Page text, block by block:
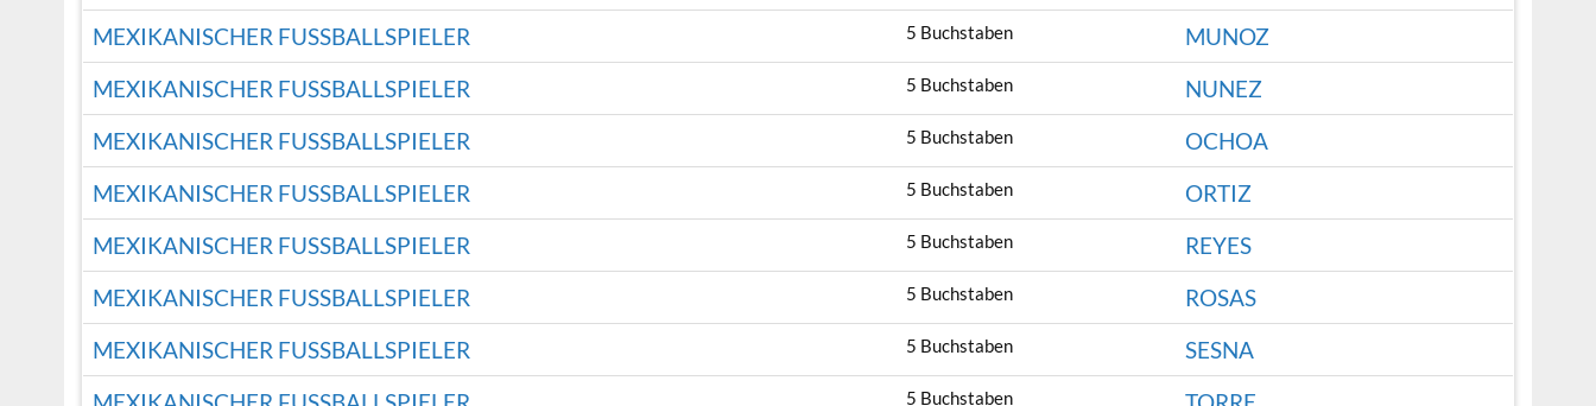
MEXIKANISCHER FUSSBALLSPIELER
5 Buchstaben
MUNOZ
MEXIKANISCHER FUSSBALLSPIELER
5 Buchstaben
NUNEZ
MEXIKANISCHER FUSSBALLSPIELER
5 Buchstaben
OCHOA
MEXIKANISCHER FUSSBALLSPIELER
5 Buchstaben
ORTIZ
MEXIKANISCHER FUSSBALLSPIELER
5 Buchstaben
REYES
MEXIKANISCHER FUSSBALLSPIELER
5 Buchstaben
ROSAS
MEXIKANISCHER FUSSBALLSPIELER
5 Buchstaben
SESNA
5 Buchstaben